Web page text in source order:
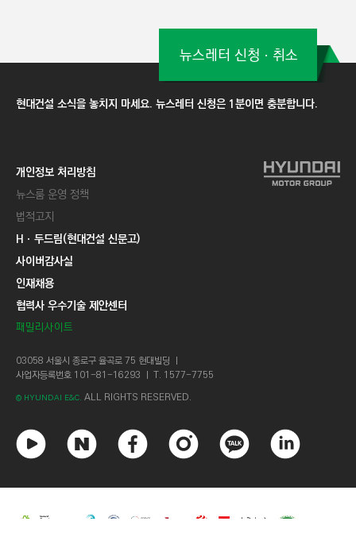
현대건설 소식을 놓치지 마세요. 뉴스레터 신청은 1분이면 충분합니다.
뉴스레터 신청ㆍ취소
개인정보 처리방침
뉴스룸 운영 정책
법적고지
Hㆍ두드림(현대건설 신문고)
사이버감사실
인재채용
협력사 우수기술 제안센터
패밀리사이트
03058 서울시 종로구 율곡로 75 현대빌딩 ㅣ
사업자등록번호 101-81-16293 ㅣ T. 1577-7755
© HYUNDAI E&C. ALL RIGHTS RESERVED.
튜
브
이
이
스
스
타
카
오
크
드